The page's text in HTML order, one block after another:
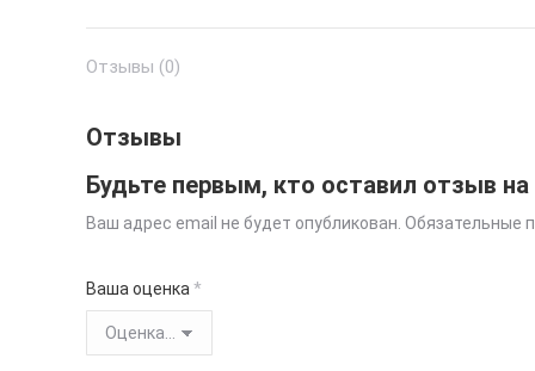
Отзывы (0)
Отзывы
Будьте первым, кто оставил отзыв на
Ваш адрес email не будет опубликован. Обязательные
Ваша оценка *